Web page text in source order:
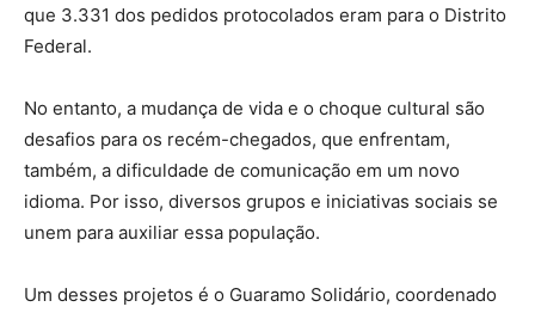
que 3.331 dos pedidos protocolados eram para o Distrito
Federal.
No entanto, a mudança de vida e o choque cultural são
desafios para os recém-chegados, que enfrentam,
também, a dificuldade de comunicação em um novo
idioma. Por isso, diversos grupos e iniciativas sociais se
unem para auxiliar essa população.
Um desses projetos é o Guaramo Solidário, coordenado